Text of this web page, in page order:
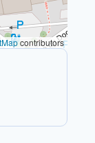
contributors